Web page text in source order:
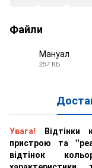
Файли
Мануал
257 КБ
Увага! Відтінки
пристрою та
відтінок